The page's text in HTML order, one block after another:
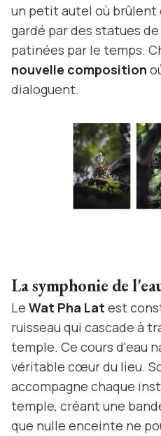
un petit autel où brûlent
gardé par des statues
patinées par le temps.
nouvelle composition
dialoguent.
La symphonie de
Le Wat Pha Lat est
ruisseau qui cascade à
temple. Ce cours d'eau
véritable cœur du lieu.
accompagne chaque
temple, créant une
que nulle enceinte ne